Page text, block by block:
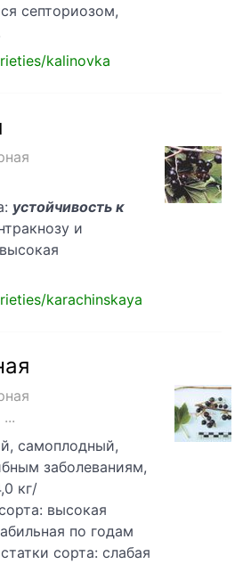
септориозом,
kalinovka
устойчивость к
и
karachinskaya
самоплодный,
заболеваниям,
кг/
высокая
по годам
сорта: слабая